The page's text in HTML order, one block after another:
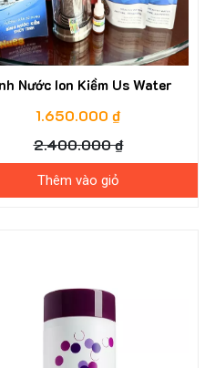
Nước Ion Kiềm Us Water
1.650.000 ₫
2.400.000 ₫
Thêm vào giỏ